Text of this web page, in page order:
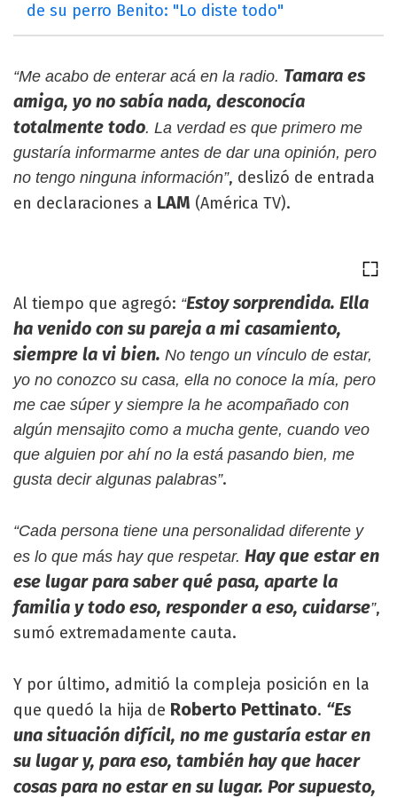
de su perro Benito: "Lo diste todo"
“Me acabo de enterar acá en la radio. Tamara es
amiga, yo no sabía nada, desconocía
totalmente todo. La verdad es que primero me
gustaría informarme antes de dar una opinión, pero
no tengo ninguna información”, deslizó de entrada
en declaraciones a LAM (América TV).
Al tiempo que agregó: “Estoy sorprendida. Ella
ha venido con su pareja a mi casamiento,
siempre la vi bien. No tengo un vínculo de estar,
yo no conozco su casa, ella no conoce la mía, pero
me cae súper y siempre la he acompañado con
algún mensajito como a mucha gente, cuando veo
que alguien por ahí no la está pasando bien, me
gusta decir algunas palabras”.
“Cada persona tiene una personalidad diferente y
es lo que más hay que respetar. Hay que estar en
ese lugar para saber qué pasa, aparte la
familia y todo eso, responder a eso, cuidarse”,
sumó extremadamente cauta.
Y por último, admitió la compleja posición en la
que quedó la hija de Roberto Pettinato. “Es
una situación difícil, no me gustaría estar en
su lugar y, para eso, también hay que hacer
cosas para no estar en su lugar. Por supuesto,